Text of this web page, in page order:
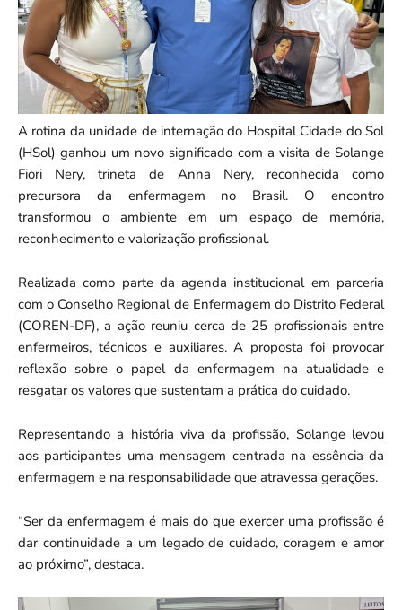
A rotina da unidade de internação do Hospital Cidade do Sol
(HSol) ganhou um novo significado com a visita de Solange
Fiori Nery, trineta de Anna Nery, reconhecida como
precursora da enfermagem no Brasil. O encontro
transformou o ambiente em um espaço de memória,
reconhecimento e valorização profissional.
Realizada como parte da agenda institucional em parceria
com o Conselho Regional de Enfermagem do Distrito Federal
(COREN-DF), a ação reuniu cerca de 25 profissionais entre
enfermeiros, técnicos e auxiliares. A proposta foi provocar
reflexão sobre o papel da enfermagem na atualidade e
resgatar os valores que sustentam a prática do cuidado.
Representando a história viva da profissão, Solange levou
aos participantes uma mensagem centrada na essência da
enfermagem e na responsabilidade que atravessa gerações.
“Ser da enfermagem é mais do que exercer uma profissão é
dar continuidade a um legado de cuidado, coragem e amor
ao próximo”, destaca.